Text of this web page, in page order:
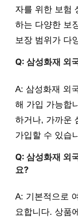
자를 위한 보험
하는 다양한 보
보장 범위가 다
Q: 삼성화재 외
A: 삼성화재 외
해 가입 가능합
하거나, 가까운
가입할 수 있습
Q: 삼성화재 외
요?
A: 기본적으로
요합니다. 상품